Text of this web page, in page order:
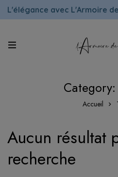
L'élégance avec L'Armoire
rapide !
Accueil
Aucun résultat
recherche